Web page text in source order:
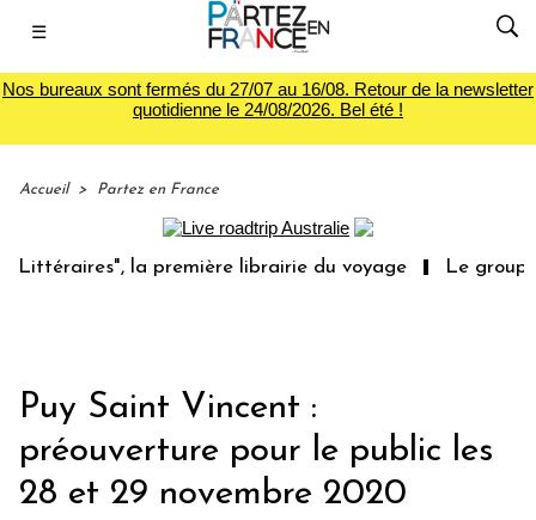
☰
Nos bureaux sont fermés du 27/07 au 16/08. Retour de la newsletter
quotidienne le 24/08/2026. Bel été !
Accueil > Partez en France
la première librairie du voyage Le groupe
Puy Saint Vincent :
préouverture pour le public les
28 et 29 novembre 2020